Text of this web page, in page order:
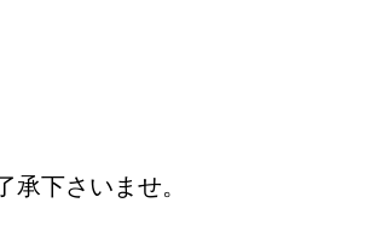
下さいませ。